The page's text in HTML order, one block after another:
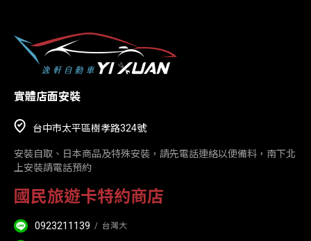
實體店面安裝
台中市太平區樹孝路324號
安裝自取、日本商品及特殊安裝，請先電話連絡以便備料，南下北
上安裝請電話預約
國民旅遊卡特約商店
0923211139 / 台灣大